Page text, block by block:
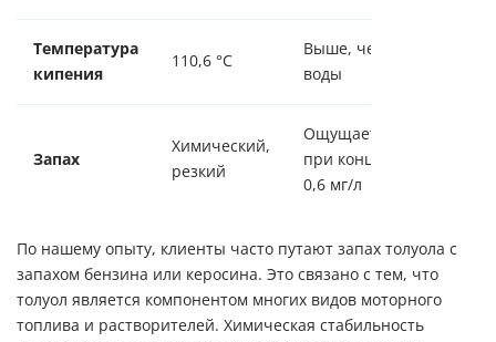
Температура
кипения
110,6 °C
Выше, чем у
воды
Запах
Химический,
резкий
Ощущается
при конц. от
0,6 мг/л
По нашему опыту, клиенты часто путают запах толуола с
запахом бензина или керосина. Это связано с тем, что
толуол является компонентом многих видов моторного
топлива и растворителей. Химическая стабильность